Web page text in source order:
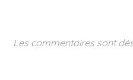
Les commentaires sont